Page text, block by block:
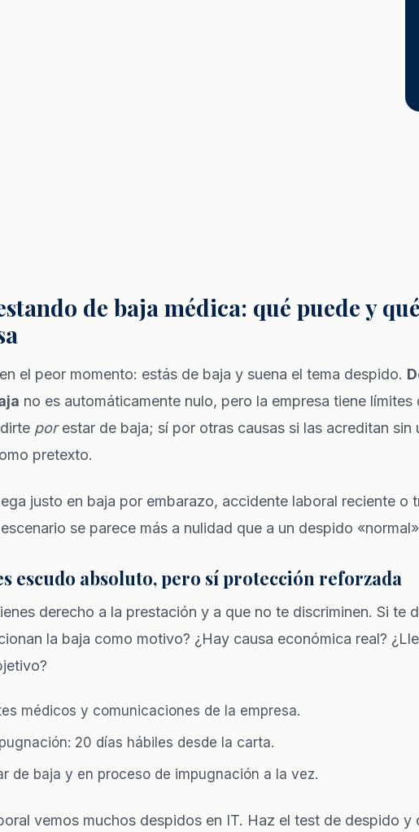
de baja médica: qué puede y
el peor momento: estás de baja y suena el tema despido.
no es automáticamente nulo, pero la empresa tiene límites
porestar de baja; sí por otras causas si las acreditan sin
pretexto.
justo en baja por embarazo, accidente laboral reciente o
se parece más a nulidad que a un despido
escudo absoluto, pero sí protección reforzada
derecho a la prestación y a que no te discriminen. Si te
la baja como motivo? ¿Hay causa económica real?
médicos y comunicaciones de la empresa.
20 días hábiles desde la carta.
de baja y en proceso de impugnación a la vez.
vemos muchos despidos en IT. Haz el test de despido y